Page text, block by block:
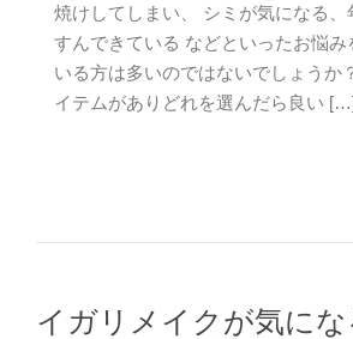
焼けしてしまい、 シミが気になる、
すんできている などといったお悩み
いる方は多いのではないでしょうか
イテムがありどれを選んだら良い
イガリメイクが気に